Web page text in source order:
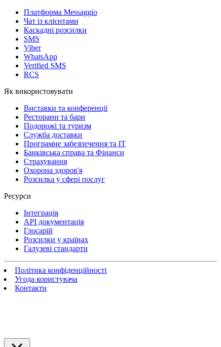
Платформа Messaggio
Чат із клієнтами
Каскадні розсилки
SMS
Viber
WhatsApp
Verified SMS
RCS
Як використовувати
Виставки та конференції
Ресторани та бари
Подорожі та туризм
Служба доставки
Програмне забезпечення та IT
Банківська справа та Фінанси
Страхування
Охорона здоров'я
Розсилка у сфері послуг
Ресурси
Інтеграція
API документація
Глосарій
Розсилки у країнах
Галузеві стандарти
Політика конфіденційності
Угода користувача
Контакти